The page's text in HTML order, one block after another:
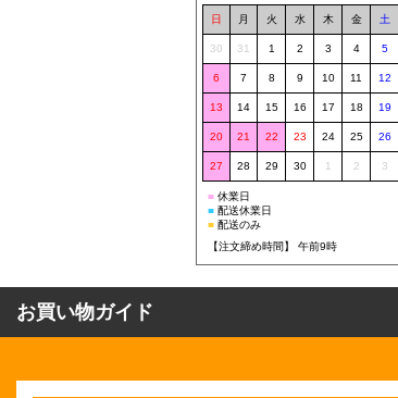
日 月 火 水 木 金 土
30 31 1 2 3 4 5
6 7 8 9 10 11 12
13 14 15 16 17 18 19
20 21 22 23 24 25 26
27 28 29 30 1 2 3
■ 休業日
■ 配送休業日
■ 配送のみ
【注文締め時間】 午前9時
お買い物ガイド